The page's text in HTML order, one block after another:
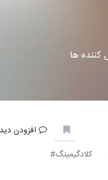
کننده ها
افزودن
کلادگیمینگ#